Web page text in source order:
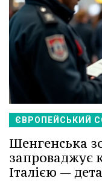
ЄВРОПЕЙСЬКИЙ
Шенгенська
запроваджує
Італією —